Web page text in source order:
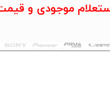
تمام حقوق این سایت متعلق
موجودی و